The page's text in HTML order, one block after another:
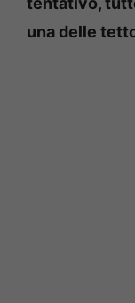
una delle